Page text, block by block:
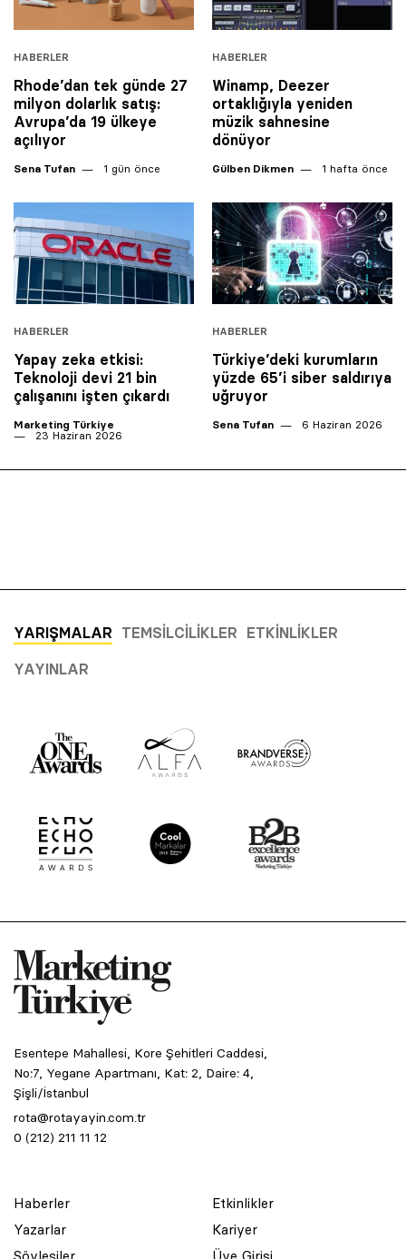
HABERLER
Rhode’dan tek günde 27
milyon dolarlık satış:
Avrupa’da 19 ülkeye
açılıyor
Sena Tufan 1 gün önce
HABERLER
Winamp, Deezer
ortaklığıyla yeniden
müzik sahnesine
dönüyor
Gülben Dikmen 1 hafta önce
HABERLER
Yapay zeka etkisi:
Teknoloji devi 21 bin
çalışanını işten çıkardı
Marketing Türkiye
23 Haziran 2026
HABERLER
Türkiye’deki kurumların
yüzde 65’i siber saldırıya
uğruyor
Sena Tufan 6 Haziran 2026
YARIŞMALAR TEMSILCILIKLER ETKINLIKLER
YAYINLAR
Esentepe Mahallesi, Kore Şehitleri Caddesi,
No:7, Yegane Apartmanı, Kat: 2, Daire: 4,
Şişli/İstanbul
rota@rotayayin.com.tr
0 (212) 211 11 12
Haberler
Yazarlar
Etkinlikler
Kariyer